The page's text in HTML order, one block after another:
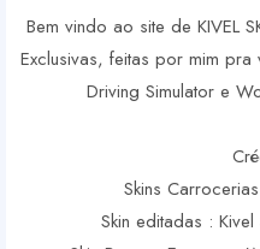
Bem vindo ao site de KIVEL
Exclusivas, feitas por mim
Driving Simulator e
Skins
Skin editadas :